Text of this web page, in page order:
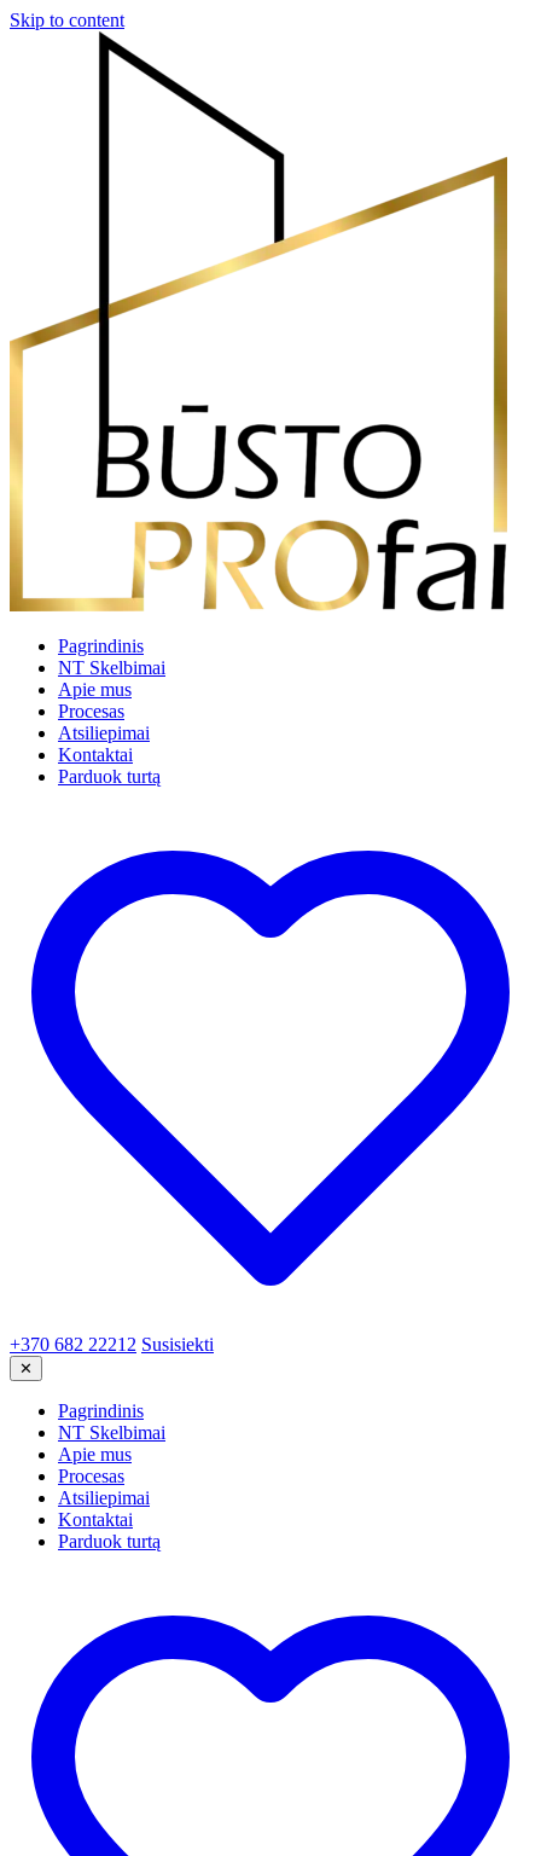
Skip to content
Pagrindinis
NT Skelbimai
Apie mus
Procesas
Atsiliepimai
Kontaktai
Parduok turtą
+370 682 22212 Susisiekti
✕
Pagrindinis
NT Skelbimai
Apie mus
Procesas
Atsiliepimai
Kontaktai
Parduok turtą